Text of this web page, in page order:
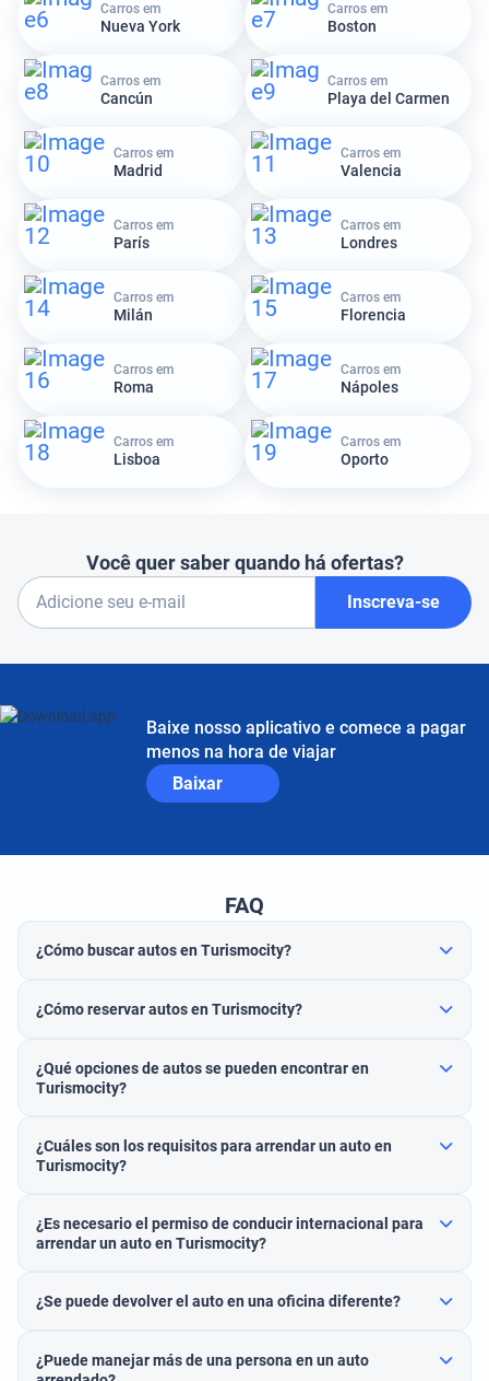
Carros em
Nueva York
Carros em
Boston
Carros em
Cancún
Carros em
Playa del Carmen
Carros em
Madrid
Carros em
Valencia
Carros em
París
Carros em
Londres
Carros em
Milán
Carros em
Florencia
Carros em
Roma
Carros em
Nápoles
Carros em
Lisboa
Carros em
Oporto
Você quer saber quando há ofertas?
Inscreva-se
Baixe nosso aplicativo e comece a pagar
menos na hora de viajar
Baixar
FAQ
¿Cómo buscar autos en Turismocity?
¿Cómo reservar autos en Turismocity?
¿Qué opciones de autos se pueden encontrar en
Turismocity?
¿Cuáles son los requisitos para arrendar un auto en
Turismocity?
¿Es necesario el permiso de conducir internacional para
arrendar un auto en Turismocity?
¿Se puede devolver el auto en una oficina diferente?
¿Puede manejar más de una persona en un auto